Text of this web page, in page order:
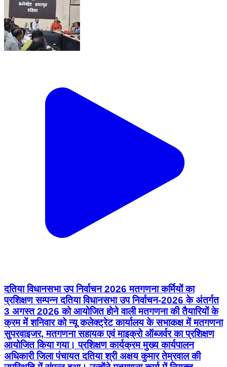
दतिया विधानसभा उप निर्वाचन 2026 मतगणना कर्मियों का
प्रशिक्षण सम्पन्न दतिया विधानसभा उप निर्वाचन-2026 के अंतर्गत
3 अगस्त 2026 को आयोजित होने वाली मतगणना की तैयारियों के
क्रम में शनिवार को न्यू कलेक्ट्रेट कार्यालय के सभाकक्ष में मतगणना
सुपरवाइजर, मतगणना सहायक एवं माइक्रो ऑब्जर्वर का प्रशिक्षण
आयोजित किया गया। प्रशिक्षण कार्यक्रम मुख्य कार्यपालन
अधिकारी जिला पंचायत दतिया श्री अक्षय कुमार तेम्रवाल की